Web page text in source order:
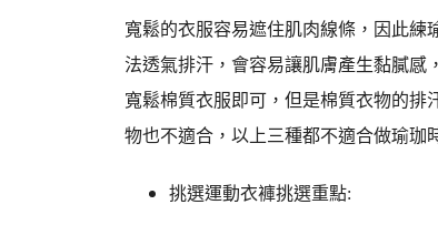
寬鬆的衣服容易遮住肌肉線條，因此練
法透氣排汗，會容易讓肌膚產生黏膩感
寬鬆棉質衣服即可，但是棉質衣物的排
物也不適合，以上三種都不適合做瑜珈
挑選運動衣褲挑選重點: